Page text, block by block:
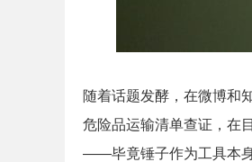
随着话题发酵，在微博和
危险品运输清单查证，在
——毕竟锤子作为工具本身